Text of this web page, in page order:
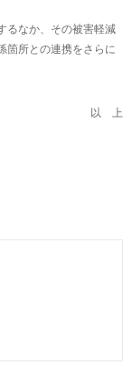
るなか、その被害軽減
箇所との連携をさらに
以 上